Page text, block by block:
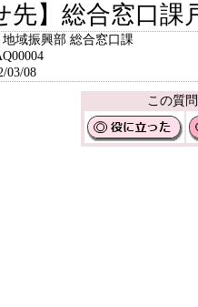
先】総合窓口課
地域振興部 総合窓口課
03/08
この質